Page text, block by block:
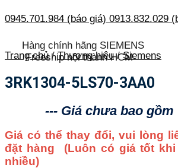
0945.701.984 (báo giá) 0913.832.029
Hàng chính hãng SIEMENS
Freeship nội thành HCM
Trang chủ / Thương hiệu / Siemens
3RK1304-5LS70-3AA0
--- Giá chưa bao gồm
Giá có thể thay đổi, vui lòng
đặt hàng (Luôn có giá tốt
nhiều)